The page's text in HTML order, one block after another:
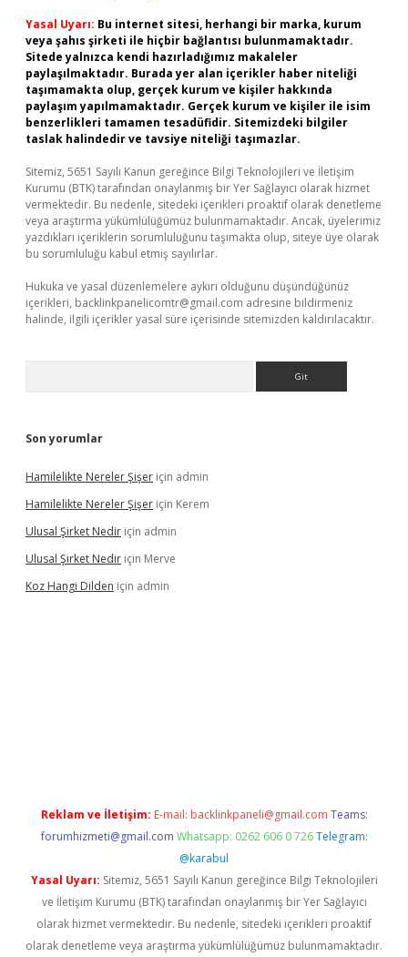
Yasal Uyarı: Bu internet sitesi, herhangi bir marka, kurum
veya şahıs şirketi ile hiçbir bağlantısı bulunmamaktadır.
Sitede yalnızca kendi hazırladığımız makaleler
paylaşılmaktadır. Burada yer alan içerikler haber niteliği
taşımamakta olup, gerçek kurum ve kişiler hakkında
paylaşım yapılmamaktadır. Gerçek kurum ve kişiler ile isim
benzerlikleri tamamen tesadüfidir. Sitemizdeki bilgiler
taslak halindedir ve tavsiye niteliği taşımazlar.
Sitemiz, 5651 Sayılı Kanun gereğince Bilgi Teknolojileri ve İletişim
Kurumu (BTK) tarafından onaylanmış bir Yer Sağlayıcı olarak hizmet
vermektedir. Bu nedenle, sitedeki içerikleri proaktif olarak denetleme
veya araştırma yükümlülüğümüz bulunmamaktadır. Ancak, üyelerimiz
yazdıkları içeriklerin sorumluluğunu taşımakta olup, siteye üye olarak
bu sorumluluğu kabul etmiş sayılırlar.
Hukuka ve yasal düzenlemelere aykırı olduğunu düşündüğünüz
içerikleri, backlinkpanelicomtr@gmail.com adresine bildirmeniz
halinde, ilgili içerikler yasal süre içerisinde sitemizden kaldırılacaktır.
Son yorumlar
Hamilelikte Nereler Şişer için admin
Hamilelikte Nereler Şişer için Kerem
Ulusal Şirket Nedir için admin
Ulusal Şirket Nedir için Merve
Koz Hangi Dilden için admin
Reklam ve İletişim: E-mail: backlinkpaneli@gmail.com Teams:
forumhizmeti@gmail.com Whatsapp: 0262 606 0 726 Telegram:
@karabul
Yasal Uyarı: Sitemiz, 5651 Sayılı Kanun gereğince Bilgi Teknolojileri
ve İletişim Kurumu (BTK) tarafından onaylanmış bir Yer Sağlayıcı
olarak hizmet vermektedir. Bu nedenle, sitedeki içerikleri proaktif
olarak denetleme veya araştırma yükümlülüğümüz bulunmamaktadır.